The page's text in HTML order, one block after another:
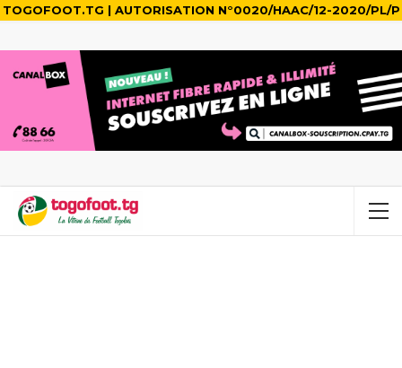
TOGOFOOT.TG | AUTORISATION N°0020/HAAC/12-2020/PL/P